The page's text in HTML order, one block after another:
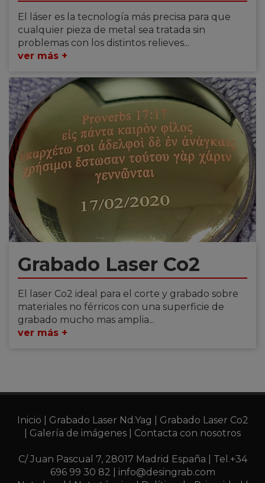
El láser es la tecnología más precisa para que
cualquier pieza de metal sea tratada sin
problemas con los distintos relieves...
ver más +
Grabado Laser Co2
El laser Co2 ideal para el corte y grabado sobre
materiales no férricos con una superficie de
grabado mucho mas amplia...
ver más +
Inicio Grabado Laser Nd.Yag
Grabado Laser Co2
Galería de imágenes Contacta con nosotros
C/ Juan Pascual 7, 28017 Madrid España | Tel.+34
696 99 30 82
info@desingrab.com